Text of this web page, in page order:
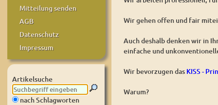
Mitteilung senden
AGB
Datenschutz
Impressum
Artikelsuche
nach Schlagworten
Wir gehen offen und fair
Auch deshalb denken wir in
einfache und
Wir bevorzugen das KISS -
Warum?